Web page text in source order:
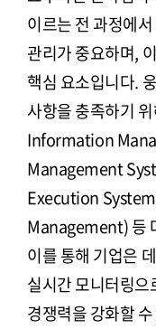
이르는 전 과정에
관리가 중요하며,
핵심 요소입니다.
사항을 충족하기
Information
Management
Execution
Management) 등
이를 통해 기업은
실시간 모니터링
경쟁력을 강화할